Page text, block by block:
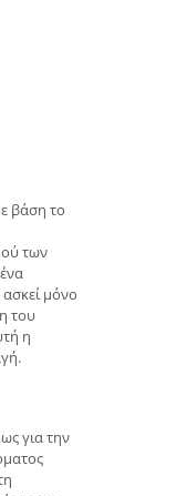
βάση το
των
μόνο
του
η
για την